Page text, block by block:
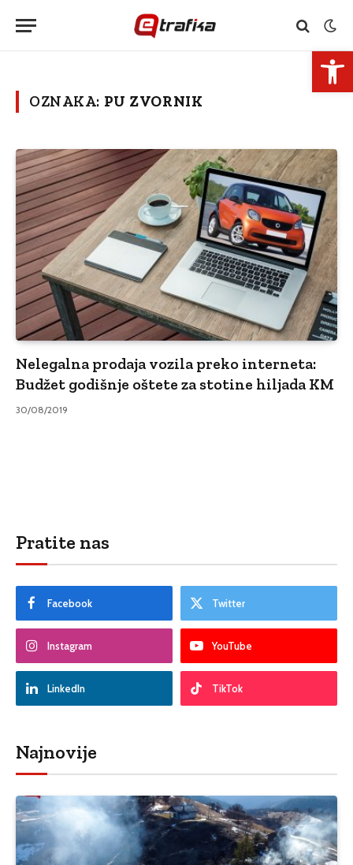
OZNAKA: PU ZVORNIK
Nelegalna prodaja vozila preko interneta:
Budžet godišnje oštete za stotine hiljada KM
30/08/2019
Pratite nas
Facebook Twitter
Instagram YouTube
LinkedIn TikTok
Najnovije